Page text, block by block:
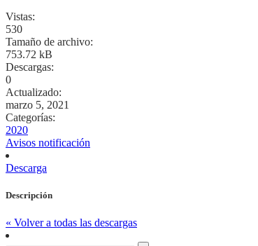
Vistas:
530
Tamaño de archivo:
753.72 kB
Descargas:
0
Actualizado:
marzo 5, 2021
Categorías:
2020
Avisos notificación
Descarga
Descripción
« Volver a todas las descargas